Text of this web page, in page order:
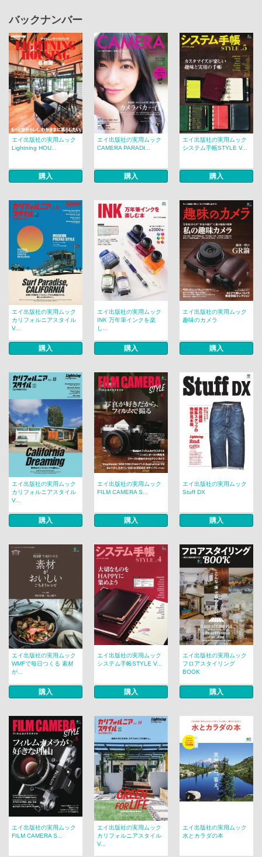
バックナンバー
エイ出版社の実用ムック
Lightning HOU...
購入
エイ出版社の実用ムック
CAMERA PARADI...
購入
エイ出版社の実用ムック
システム手帳STYLE V...
購入
エイ出版社の実用ムック
カリフォルニアスタイル
V...
購入
エイ出版社の実用ムック
INK 万年筆インクを楽
し...
購入
エイ出版社の実用ムック
趣味のカメラ
購入
エイ出版社の実用ムック
カリフォルニアスタイル
V...
購入
エイ出版社の実用ムック
FILM CAMERA S...
購入
エイ出版社の実用ムック
Stuff DX
購入
エイ出版社の実用ムック
WMFで毎日つくる 素材
が...
購入
エイ出版社の実用ムック
システム手帳STYLE V...
購入
エイ出版社の実用ムック
フロアスタイリング
BOOK
購入
エイ出版社の実用ムック
FILM CAMERA S...
エイ出版社の実用ムック
カリフォルニアスタイル
V...
エイ出版社の実用ムック
水とカラダの本